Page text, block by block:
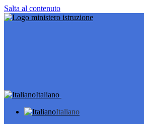
Salta al contenuto
Italiano
Italiano